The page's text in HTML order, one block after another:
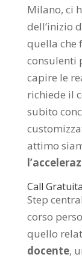
Milano, ci
dell’inizio
quella che
consulenti
capire le
richiede il
subito
attimo
Call
Step
corso
quello
docente,